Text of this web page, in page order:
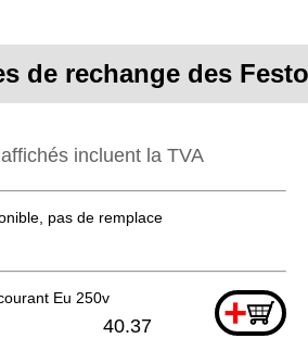
de rechange des
incluent la TVA
pas de remplacement
Eu 250v +
40.37